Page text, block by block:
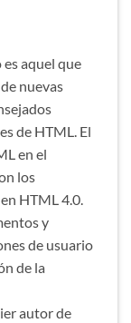
aquel que
nuevas
de HTML. El
en el
los
HTML 4.0.
y
de usuario
de la
autor de